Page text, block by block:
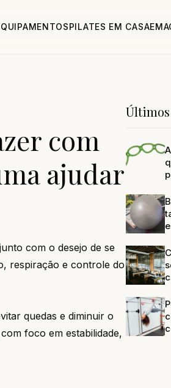
PILATES EM CASA
com
ajudar
com o desejo de se
respiração e controle do
quedas e diminuir o
foco em estabilidade,